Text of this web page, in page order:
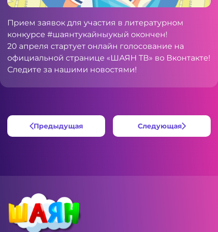
Прием заявок для участия в литературном
конкурсе #шаянтукайныукый окончен!
20 апреля стартует онлайн голосование на
официальной странице «ШАЯН ТВ» во Вконтакте!
Следите за нашими новостями!
Предыдущая Следующая